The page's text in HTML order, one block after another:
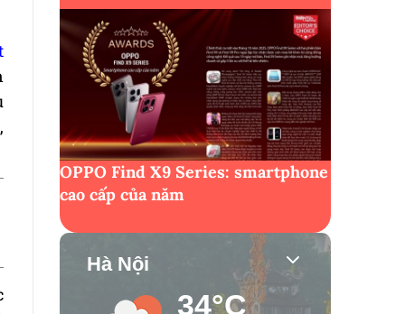
OPPO Find X9 Series: smartphone
cao cấp của năm
Hà Nội
34°C